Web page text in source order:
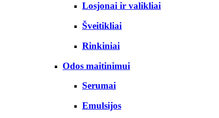
Losjonai ir valikliai
Šveitikliai
Rinkiniai
Odos maitinimui
Serumai
Emulsijos